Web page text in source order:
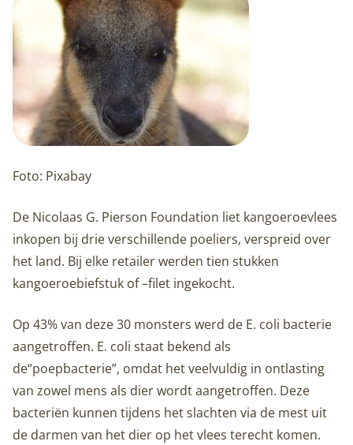
Foto: Pixabay
De Nicolaas G. Pierson Foundation liet kangoeroevlees
inkopen bij drie verschillende poeliers, verspreid over
het land. Bij elke retailer werden tien stukken
kangoeroebiefstuk of –filet ingekocht.
Op 43% van deze 30 monsters werd de E. coli bacterie
aangetroffen. E. coli staat bekend als
de“poepbacterie”, omdat het veelvuldig in ontlasting
van zowel mens als dier wordt aangetroffen. Deze
bacteriën kunnen tijdens het slachten via de mest uit
de darmen van het dier op het vlees terecht komen.